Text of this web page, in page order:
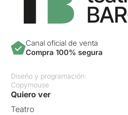
Canal oficial de venta
Compra 100% segura
Diseño y programación:
Copymouse
Quiero ver
Teatro